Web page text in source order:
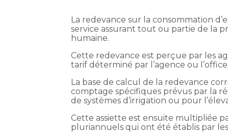
La redevance sur la consommation
service assurant tout ou partie de la
humaine.
Cette redevance est perçue par les
tarif déterminé par l’agence ou l’office.
La base de calcul de la redevance
comptage spécifiques prévus par la
de systèmes d’irrigation ou pour
Cette assiette est ensuite multipliée
pluriannuels qui ont été établis par